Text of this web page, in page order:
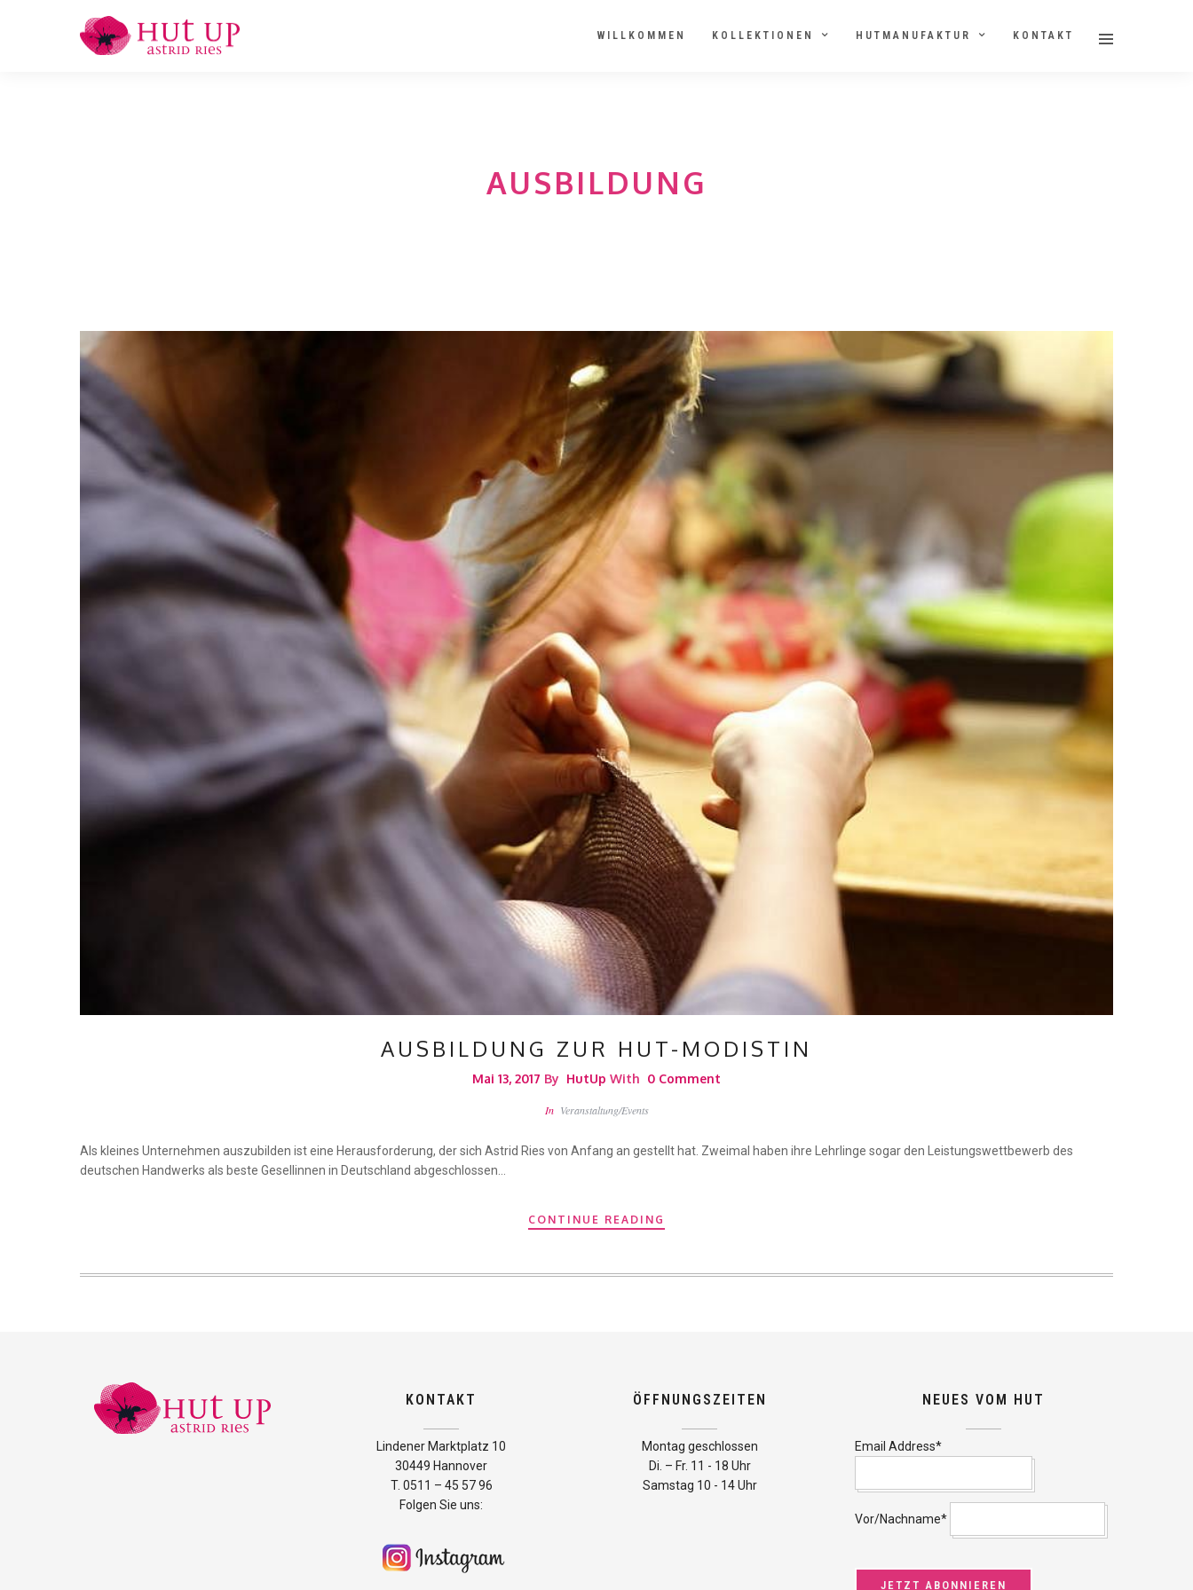
WILLKOMMEN KOLLEKTIONEN HUTMANUFAKTUR KONTAKT
AUSBILDUNG
AUSBILDUNG ZUR HUT-MODISTIN
Mai 13, 2017 By HutUp With 0 Comment
In Veranstaltung/Events
Als kleines Unternehmen auszubilden ist eine Herausforderung, der sich Astrid Ries von Anfang an gestellt hat. Zweimal haben ihre Lehrlinge sogar den Leistungswettbewerb des
deutschen Handwerks als beste Gesellinnen in Deutschland abgeschlossen…
CONTINUE READING
KONTAKT
Lindener Marktplatz 10
30449 Hannover
T. 0511 – 45 57 96
Folgen Sie uns:
ÖFFNUNGSZEITEN
Montag geschlossen
Di. – Fr. 11 - 18 Uhr
Samstag 10 - 14 Uhr
NEUES VOM HUT
Email Address*
Vor/Nachname*